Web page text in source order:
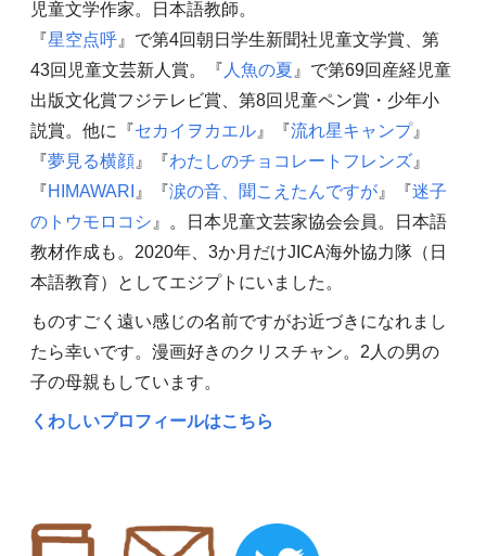
児童文学作家。日本語教師。
『星空点呼』で第4回朝日学生新聞社児童文学賞、第
43回児童文芸新人賞。『 人魚の夏 』で第69回産経児童
出版文化賞フジテレビ賞、第8回児童ペン賞・少年小
説賞。他に『セカイヲカエル』『流れ星キャンプ』
『夢見る横顔』『わたしのチョコレートフレンズ』
『HIMAWARI 』『涙の音、聞こえたんですが』『迷子
のトウモロコシ 』。日本児童文芸家協会会員。日本語
教材作成も。2020年、3か月だけJICA海外協力隊（日
本語教育）としてエジプトにいました。
ものすごく遠い感じの名前ですがお近づきになれまし
たら幸いです。漫画好きのクリスチャン。2人の男の
子の母親もしています。
くわしいプロフィールはこちら